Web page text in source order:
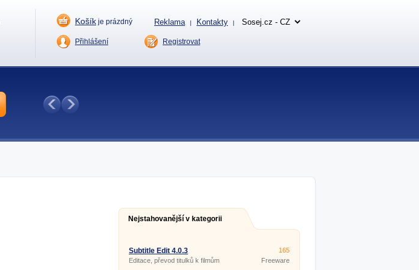
Nejstahovanější v kategorii
Subtitle Edit 4.0.3
Editace, převod titulků k filmům
165
Freeware
Košík je prázdný Reklama | Kontakty |
Přihlášení Registrovat